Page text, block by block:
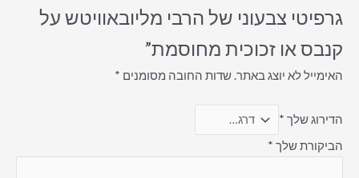
גרפיטי צבעוני של הרבי מליובאוויטש על
קנבס או זכוכית מחוסמת”
האימייל לא יוצג באתר.שדות החובה מסומנים *
הדירוג שלך *
הביקורת שלך *